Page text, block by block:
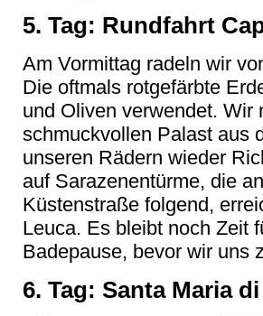
5. Tag: Rundfahrt
Am Vormittag radeln wir
Die oftmals rotgefärbte
und Oliven verwendet. Wir
schmuckvollen Palast aus
unseren Rädern wieder
auf Sarazenentürme, die
Küstenstraße folgend,
Leuca. Es bleibt noch Zeit
Badepause, bevor wir uns
6. Tag: Santa Maria